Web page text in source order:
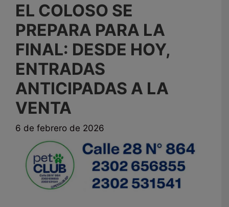
EL COLOSO SE
PREPARA PARA LA
FINAL: DESDE HOY,
ENTRADAS
ANTICIPADAS A LA
VENTA
6 de febrero de 2026